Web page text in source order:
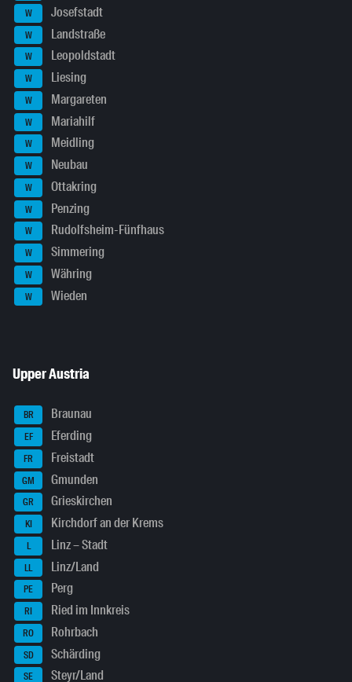
W Josefstadt
W Landstraße
W Leopoldstadt
W Liesing
W Margareten
W Mariahilf
W Meidling
W Neubau
W Ottakring
W Penzing
W Rudolfsheim-Fünfhaus
W Simmering
W Währing
W Wieden
Upper Austria
BR Braunau
EF Eferding
FR Freistadt
GM Gmunden
GR Grieskirchen
KI Kirchdorf an der Krems
L Linz – Stadt
LL Linz/Land
PE Perg
RI Ried im Innkreis
RO Rohrbach
SD Schärding
SE Steyr/Land